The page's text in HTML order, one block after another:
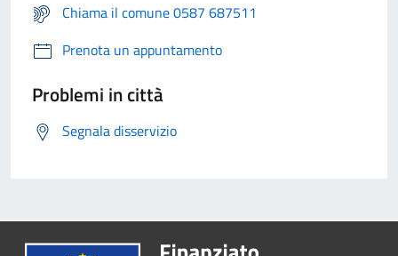
Chiama il comune 0587 687511
Prenota un appuntamento
Problemi in città
Segnala disservizio